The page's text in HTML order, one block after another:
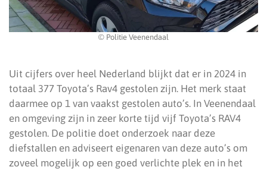
© Politie Veenendaal
Uit cijfers over heel Nederland blijkt dat er in 2024 in
totaal 377 Toyota’s Rav4 gestolen zijn. Het merk staat
daarmee op 1 van vaakst gestolen auto’s. In Veenendaal
en omgeving zijn in zeer korte tijd vijf Toyota’s RAV4
gestolen. De politie doet onderzoek naar deze
diefstallen en adviseert eigenaren van deze auto’s om
zoveel mogelijk op een goed verlichte plek en in het